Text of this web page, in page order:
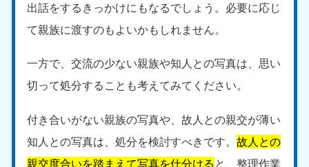
出話をするきっかけにもなるでしょう。必要に応じ
て親族に渡すのもよいかもしれません。
一方で、交流の少ない親族や知人との写真は、思い
切って処分することも考えてみてください。
付き合いがない親族の写真や、故人との親交が薄い
知人との写真は、処分を検討すべきです。故人との
親交度合いを踏まえて写真を仕分ける と、整理作業